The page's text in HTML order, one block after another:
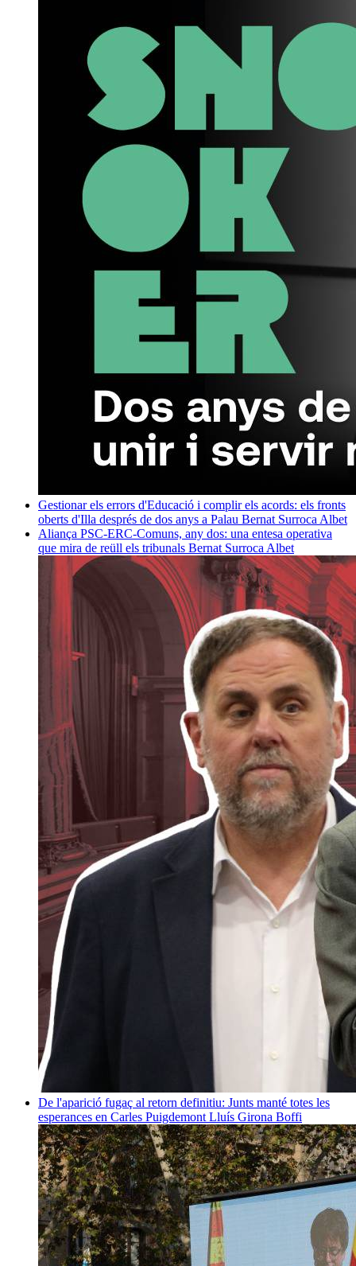
Gestionar els errors d'Educació i complir els acords: els fronts
oberts d'Illa després de dos anys a Palau Bernat Surroca Albet
Aliança PSC-ERC-Comuns, any dos: una entesa operativa
que mira de reüll els tribunals Bernat Surroca Albet
De l'aparició fugaç al retorn definitiu: Junts manté totes les
esperances en Carles Puigdemont Lluís Girona Boffi